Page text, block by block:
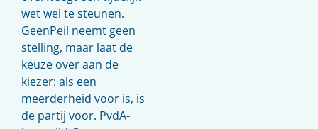
wet wel te steunen.
GeenPeil neemt geen
stelling, maar laat de
keuze over aan de
kiezer: als een
meerderheid voor is, is
de partij voor. PvdA-